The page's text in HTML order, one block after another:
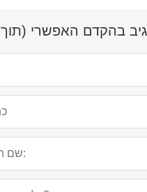
האפשרי (תוך 12 שעות)